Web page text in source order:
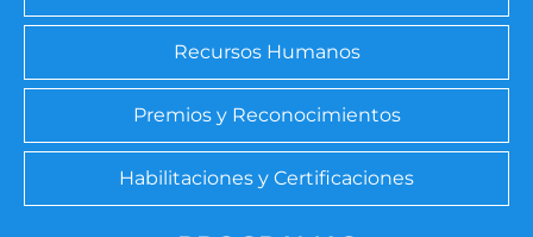
Recursos Humanos
Premios y Reconocimientos
Habilitaciones y Certificaciones